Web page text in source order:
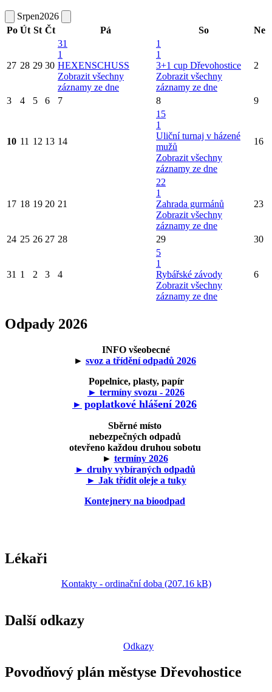
Srpen2026
Po Út St Čt Pá So Ne
27 28 29 30
31
1
HEXENSCHUSS
Zobrazit všechny
záznamy ze dne
1
1
3+1 cup Dřevohostice
Zobrazit všechny
záznamy ze dne
2
3 4 5 6 7 8 9
10 11 12 13 14
15
1
Uliční turnaj v házené
mužů
Zobrazit všechny
záznamy ze dne
16
17 18 19 20 21
22
1
Zahrada gurmánů
Zobrazit všechny
záznamy ze dne
23
24 25 26 27 28 29 30
31 1 2 3 4
5
1
Rybářské závody
Zobrazit všechny
záznamy ze dne
6
Odpady 2026
INFO všeobecné
► svoz a třídění odpadů 2026
Popelnice, plasty, papír
► termíny svozu - 2026
► poplatkové hlášení 2026
Sběrné místo
nebezpečných odpadů
otevřeno každou druhou sobotu
► termíny 2026
► druhy vybíraných odpadů
► Jak třídit oleje a tuky
Kontejnery na bioodpad
Lékaři
Kontakty - ordinační doba (207.16 kB)
Další odkazy
Odkazy
Povodňový plán městyse Dřevohostice